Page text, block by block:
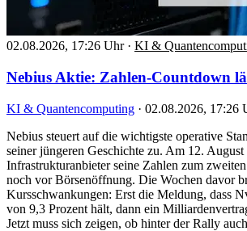
02.08.2026, 17:26 Uhr · KI &
Nebius Aktie: Zahlen-Countdown
KI & Quantencomputing · 02.08.2026, 17:26
Nebius steuert auf die wichtigste operative
seiner jüngeren Geschichte zu. Am 12.
Infrastrukturanbieter seine Zahlen zum
noch vor Börsenöffnung. Die Wochen davor
Kursschwankungen: Erst die Meldung, dass
von 9,3 Prozent hält, dann ein
Jetzt muss sich zeigen, ob hinter der Rally